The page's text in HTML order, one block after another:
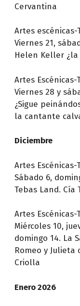
Cervantina
Artes escénicas-
Viernes 21,
Helen Keller ¿la
Artes Escénicas-
Viernes 28 y
¿Sigue
la cantante
Diciembre
Artes Escénicas-
Sábado 6,
Tebas Land. Cía
Artes Escénicas-
Miércoles 10,
domingo 14. La
Romeo y Julieta
Criolla
Enero 2026